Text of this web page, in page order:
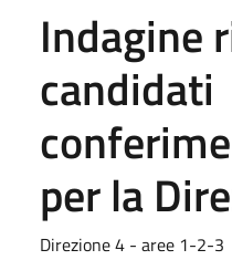
Indagine
candidati
per la
Direzione 4 - aree 1-2-3